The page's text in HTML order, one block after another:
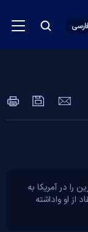
را در آمریکا به
از او واداشته